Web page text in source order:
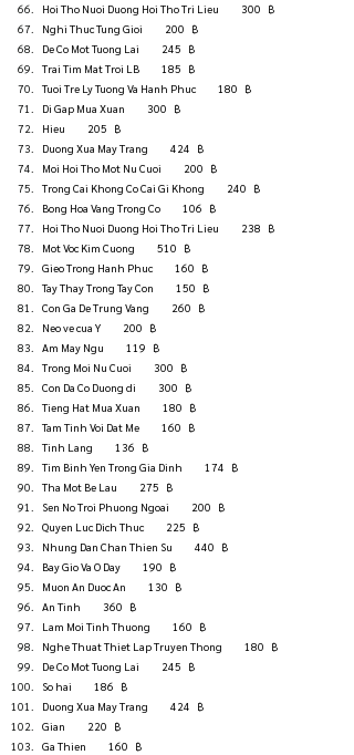
Hoi Tho Nuoi Duong Hoi Tho Tri Lieu          300   ฿
Nghi Thuc Tung Gioi          200   ฿
De Co Mot Tuong Lai          245   ฿
Trai Tim Mat Troi LB          185   ฿
Tuoi Tre Ly Tuong Va Hanh Phuc          180   ฿
Di Gap Mua Xuan          300   ฿
Hieu          205   ฿
Duong Xua May Trang          424   ฿
Moi Hoi Tho Mot Nu Cuoi          200   ฿
Trong Cai Khong Co Cai Gi Khong          240   ฿
Bong Hoa Vang Trong Co          106   ฿
Hoi Tho Nuoi Duong Hoi Tho Tri Lieu          238   ฿
Mot Voc Kim Cuong          510   ฿
Gieo Trong Hanh Phuc          160   ฿
Tay Thay Trong Tay Con          150   ฿
Con Ga De Trung Vang          260   ฿
Neo ve cua Y          200   ฿
Am May Ngu          119   ฿
Trong Moi Nu Cuoi          300   ฿
Con Da Co Duong di          300   ฿
Tieng Hat Mua Xuan          180   ฿
Tam Tinh Voi Dat Me          160   ฿
Tinh Lang          136   ฿
Tim Binh Yen Trong Gia Dinh          174   ฿
Tha Mot Be Lau          275   ฿
Sen No Troi Phuong Ngoai          200   ฿
Quyen Luc Dich Thuc          225   ฿
Nhung Dan Chan Thien Su          440   ฿
Bay Gio Va O Day          190   ฿
Muon An Duoc An          130   ฿
An Tinh          360   ฿
Lam Moi Tinh Thuong          160   ฿
Nghe Thuat Thiet Lap Truyen Thong          180   ฿
De Co Mot Tuong Lai          245   ฿
So hai          186   ฿
Duong Xua May Trang          424   ฿
Gian          220   ฿
Ga Thien          160   ฿